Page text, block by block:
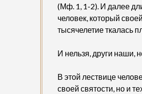
(Мф. 1, 1-2). И далее
человек, который
тысячелетие ткалась
И нельзя, други наши,
В этой лествице
своей святости, но и